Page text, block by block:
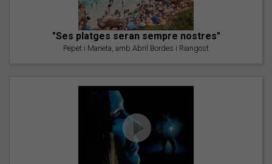
"Ses platges seran sempre nostres"
Pepet i Marieta, amb Abril Bordes i Riangost